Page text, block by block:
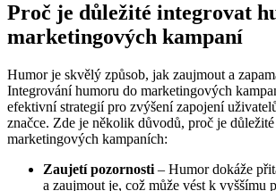
Proč je důležité integrovat
marketingových kampaní
Humor je skvělý způsob, jak zaujmout a
Integrování humoru do marketingových
efektivní strategií pro zvýšení zapojení
značce. Zde je několik důvodů, proč je
marketingových kampaních:
Zaujetí pozornosti – Humor dokáže
a zaujmout je, což může vést k vyššímu